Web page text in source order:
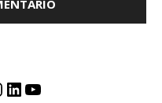
LinkedIn
YouTube